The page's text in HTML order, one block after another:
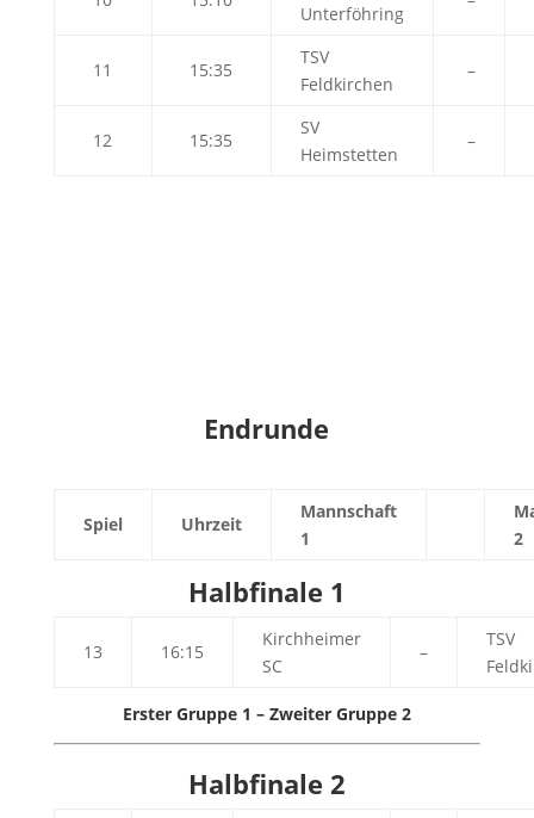
Unterföhring
11 15:35
TSV
Feldkirchen
–
12 15:35
SV
Heimstetten
–
Endrunde
Spiel Uhrzeit
Mannschaft
1
2
Halbfinale 1
13 16:15
Kirchheimer
SC
–
TSV
Erster Gruppe 1 – Zweiter Gruppe 2
Halbfinale 2